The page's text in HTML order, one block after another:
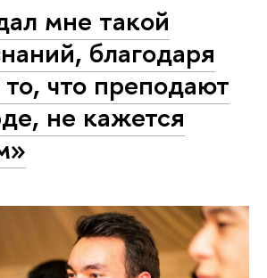
мне такой
благодаря
что преподают
не кажется